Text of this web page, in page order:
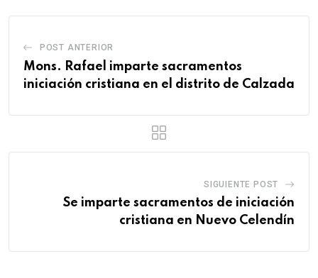
POST ANTERIOR
Mons. Rafael imparte sacramentos
iniciación cristiana en el distrito de Calzada
SIGUIENTE POST
Se imparte sacramentos de iniciación
cristiana en Nuevo Celendín